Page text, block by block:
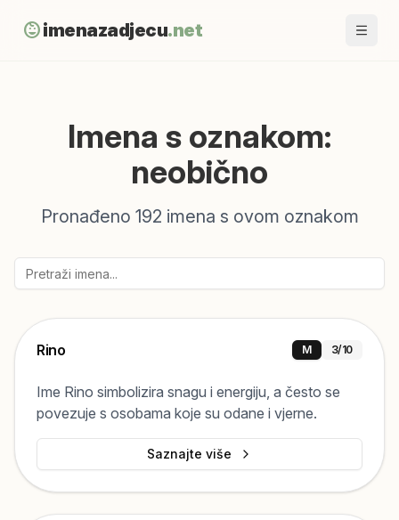
child_careimenazadjecu.net
Imena s oznakom:
neobično
Pronađeno 192 imena s ovom oznakom
Rino M 3/10
Ime Rino simbolizira snagu i energiju, a često se
povezuje s osobama koje su odane i vjerne.
Saznajte više